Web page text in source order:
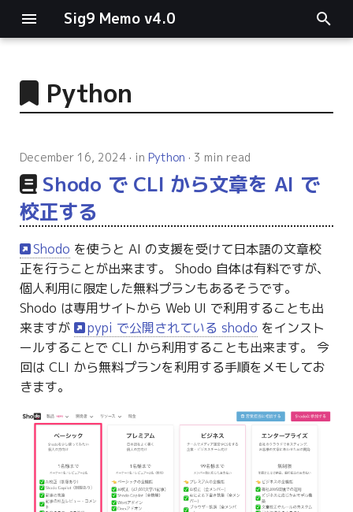
Sig9 Memo v4.0
main関数
ファイルの読み書き
ログ関連
条件分岐
型指定
Python
December 16, 2024 in Python 3 min read
Shodo で CLI から文章を AI で
校正する
Shodo を使うと AI の支援を受けて日本語の文章校
正を行うことが出来ます。 Shodo 自体は有料ですが、
個人利用に限定した無料プランもあるそうです。
Shodo は専用サイトから Web UI で利用することも出
来ますが
pypi で公開されている shodo をインスト
ールすることで CLI から利用することも出来ます。 今
回は CLI から無料プランを利用する手順をメモしてお
きます。